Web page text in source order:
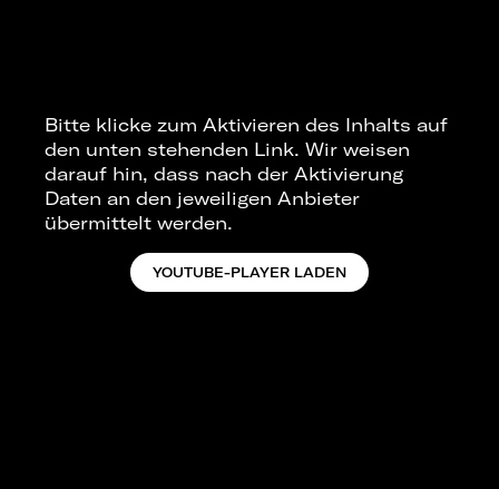
Bitte klicke zum Aktivieren des Inhalts auf
den unten stehenden Link. Wir weisen
darauf hin, dass nach der Aktivierung
Daten an den jeweiligen Anbieter
übermittelt werden.
YOUTUBE-PLAYER LADEN